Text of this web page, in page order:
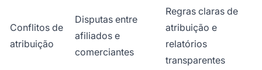
Conflitos de
atribuição
Disputas entre
afiliados e
comerciantes
Regras claras de
atribuição e
relatórios
transparentes